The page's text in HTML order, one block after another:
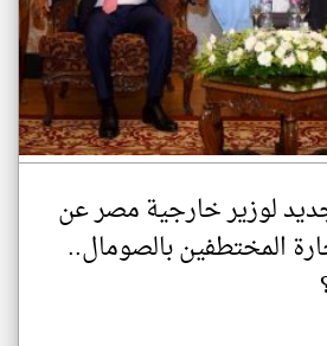
لوزير خارجية مصر عن
المختطفين بالصومال..